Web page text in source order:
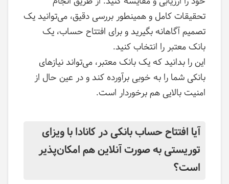
تحقیقات کامل و همینطور بررسی دقیق، می‌توانید یک
تصمیم آگاهانه بگیرید و برای افتتاح حساب، یک
بانک معتبر را انتخاب کنید.
این را بدانید که یک بانک معتبر، می‌تواند نیازهای
بانکی شما را به خوبی برآورده کند و در عین حال از
امنیت بالایی هم برخوردار است.
آیا افتتاح حساب بانکی در کانادا با ویزای
توریستی به صورت آنلاین هم امکان‌پذیر
است؟